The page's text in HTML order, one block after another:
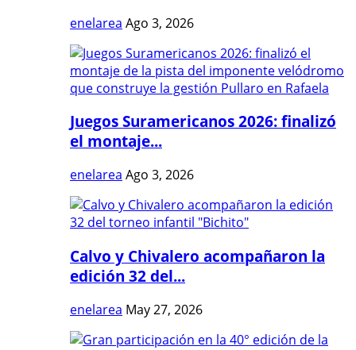
enelarea Ago 3, 2026
Juegos Suramericanos 2026: finalizó
el montaje...
enelarea Ago 3, 2026
Calvo y Chivalero acompañaron la
edición 32 del...
enelarea May 27, 2026